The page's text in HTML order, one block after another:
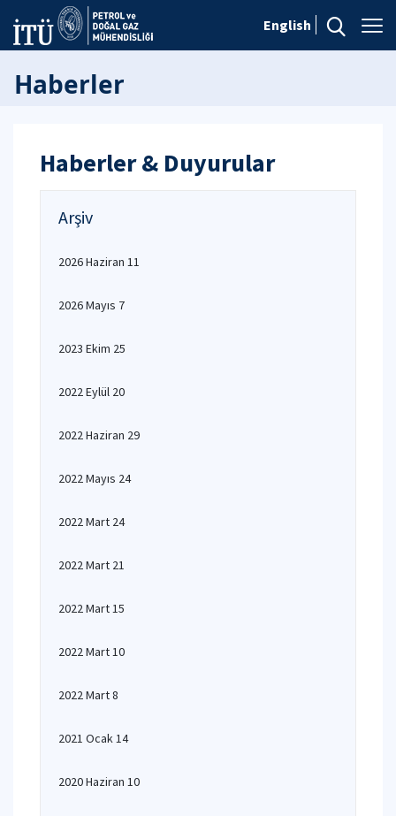
English
Haberler
Haberler & Duyurular
Arşiv
2026 Haziran 11
2026 Mayıs 7
2023 Ekim 25
2022 Eylül 20
2022 Haziran 29
2022 Mayıs 24
2022 Mart 24
2022 Mart 21
2022 Mart 15
2022 Mart 10
2022 Mart 8
2021 Ocak 14
2020 Haziran 10